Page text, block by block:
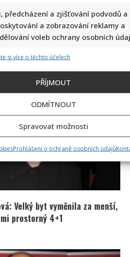
předcházení a zjišťování podvodů a
a zobrazování reklamy a
voleb ochrany osobních
si více o těchto účelech
PŘÍJMOUT
ODMÍTNOUT
Spravovat možnosti
Prohlášení o ochraně osobních údajů
roku 2026: Do úzkého výběru
Sandeva i Geislerová měly
Velký byt vyměnila za menší,
prostorný 4+1